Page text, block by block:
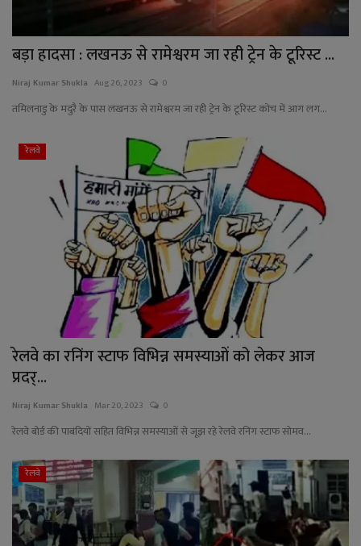
बड़ा हादसा : लखनऊ से रामेश्वरम जा रही ट्रेन के टूरिस्ट ...
Niraj Kumar Shukla Aug 26, 2023 0
तमिलनाडु के मदुरै के पास लखनऊ से रामेश्वरम जा रही ट्रेन के टूरिस्ट कोच में आग लग...
रेलवे
रेलवे का रनिंग स्टाफ विभिन्न समस्याओं को लेकर आज
प्रदर्...
Niraj Kumar Shukla Mar 20, 2023 0
रेलवे बोर्ड की पाबंदियों सहित विभिन्न समस्याओं से जूझ रहे रेलवे रनिंग स्टाफ सोमव...
रेलवे